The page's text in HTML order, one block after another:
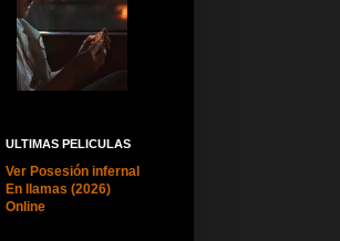
ULTIMAS PELICULAS
Ver Posesión infernal
En llamas (2026)
Online